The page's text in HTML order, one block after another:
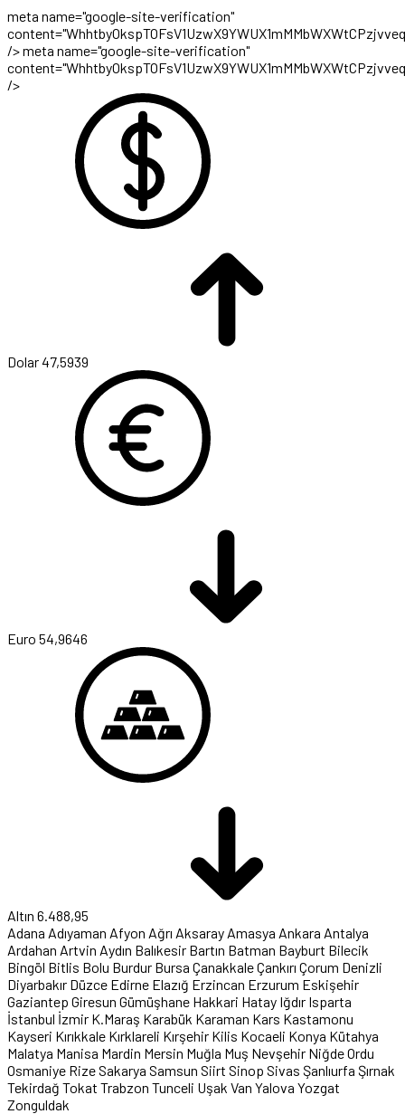
meta name="google-site-verification"
/>meta name="google-site-verification"
/>
Dolar47,5939
Euro 54,9646
Altın 6.488,95
Adana Adıyaman Afyon Ağrı Aksaray Amasya Ankara Antalya
Ardahan Artvin Aydın Balıkesir Bartın Batman Bayburt Bilecik
Bingöl Bitlis Bolu Burdur Bursa ÇanakkaleÇankırı Çorum Denizli
Diyarbakır Düzce Edirne Elazığ Erzincan Erzurum Eskişehir
Gaziantep Giresun Gümüşhane Hakkari Hatay Iğdır Isparta
İstanbul İzmir K.Maraş Karabük Karaman Kars Kastamonu
Kayseri Kırıkkale Kırklareli Kırşehir Kilis Kocaeli Konya Kütahya
Malatya Manisa Mardin Mersin Muğla Muş Nevşehir NiğdeOrdu
Osmaniye RizeSakarya Samsun Siirt Sinop Sivas Şanlıurfa Şırnak
Tekirdağ Tokat Trabzon Tunceli Uşak Van Yalova Yozgat
Zonguldak